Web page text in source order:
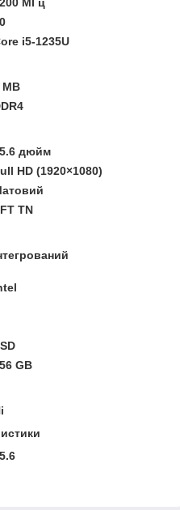
i5-1235U
MB
дюйм
HD (1920×1080)
TN
GB